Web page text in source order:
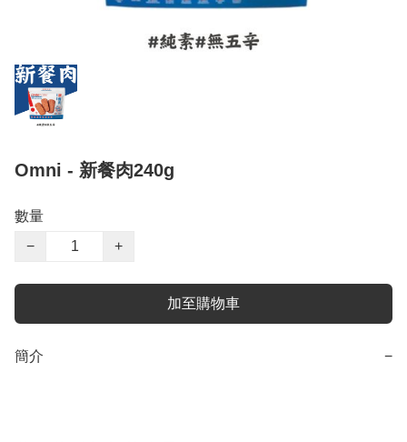
Omni - 新餐肉240g
數量
−
+
加至購物車
簡介 −